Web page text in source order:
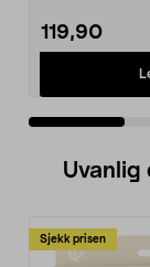
119,90
Uvanlig
Sjekk prisen